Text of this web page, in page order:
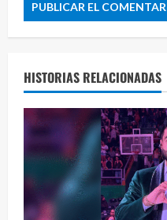
HISTORIAS RELACIONADAS